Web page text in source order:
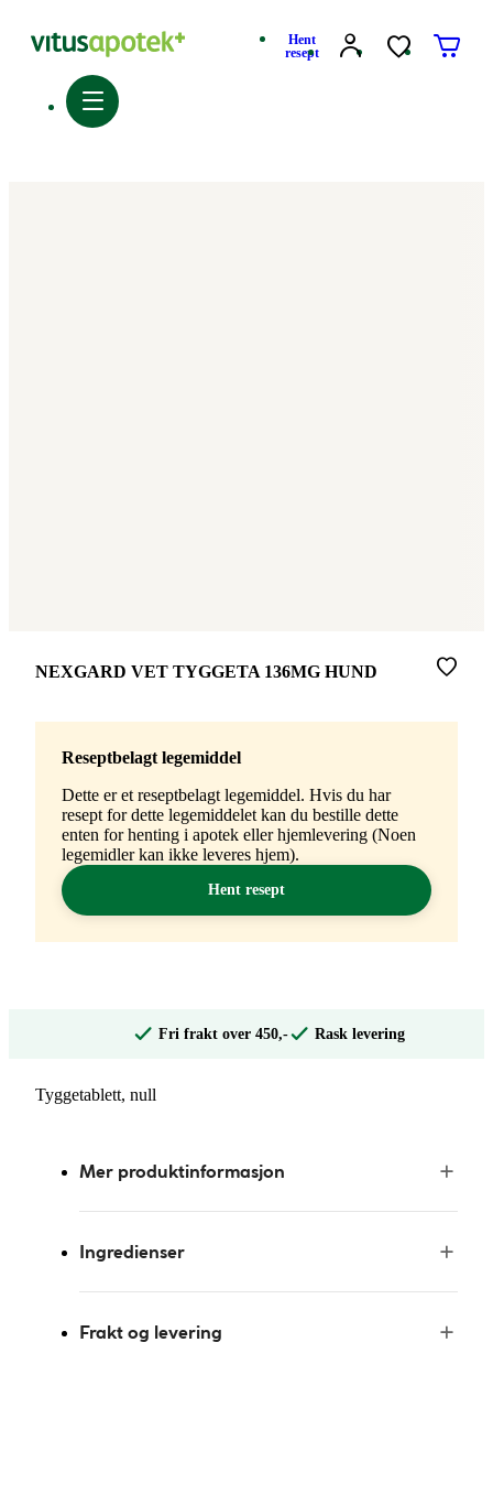
Hent
resept
Merke:
NEXGARD VET TYGGETA 136MG HUND
Reseptbelagt legemiddel
Dette er et reseptbelagt legemiddel. Hvis du har
resept for dette legemiddelet kan du bestille dette
enten for henting i apotek eller hjemlevering (Noen
legemidler kan ikke leveres hjem).
Hent resept
Fri frakt over 450,- Rask levering
Tyggetablett, null
Mer produktinformasjon
Ingredienser
Frakt og levering